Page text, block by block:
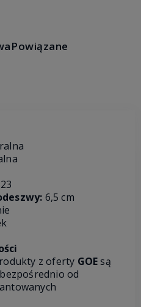
Powiązane
6,5 cm
z oferty GOEsą
od